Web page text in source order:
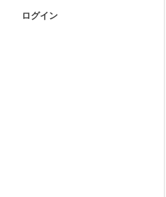
ログイン